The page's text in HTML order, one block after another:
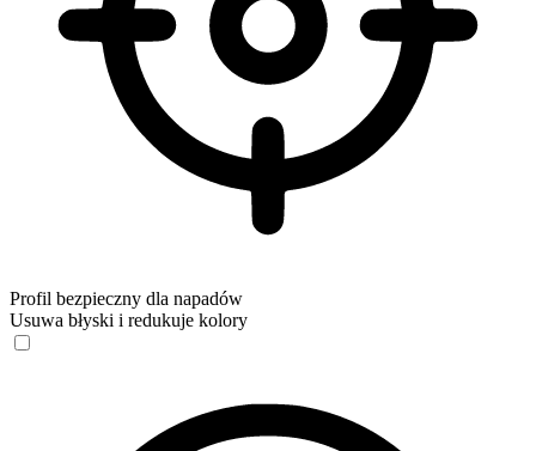
Profil bezpieczny dla napadów
Usuwa błyski i redukuje kolory